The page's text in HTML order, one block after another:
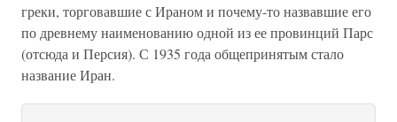
греки, торговавшие с Ираном и почему-то назвавшие его
по древнему наименованию одной из ее провинций Парс
(отсюда и Персия). С 1935 года общепринятым стало
название Иран.